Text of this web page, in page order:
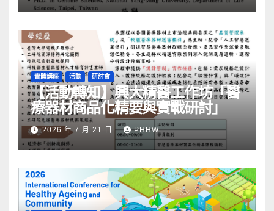
實體講座 活動 研討會
【活動轉知】興大精醫工作坊「醫
療器材商品化精要與實戰研討」
2026 年 7 月 21 日 PHHW